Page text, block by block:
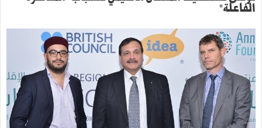
الفاعلة"